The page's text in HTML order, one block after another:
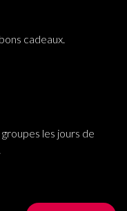
cadeaux.
les jours de